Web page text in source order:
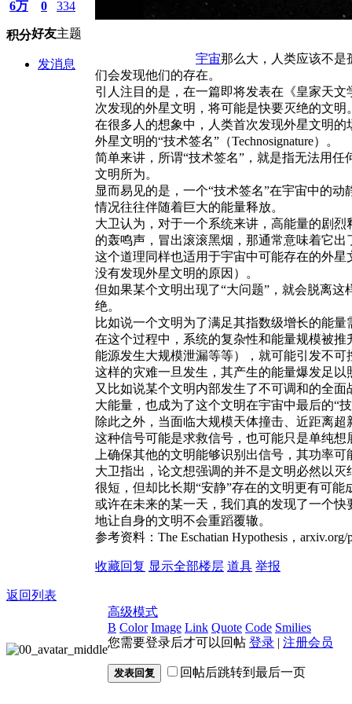
6万
积分
0
好友
334
主题
发消息 宇宙那么大，人类应该不是
们会发现他们的存在。
引人注目的是，在一篇即将发表在《皇家天
次发现的外星文明，将可能是快要灭绝的文
在很多人的想象中，人类首次发现外星文明
外星文明的“技术签名”（Technosignature）。
简单来讲，所谓“技术签名”，就是指无法用
文明所为。
显而易见的是，一个“技术签名”在宇宙中的
情况往往伴随着巨大的能量释放。
大卫认为，对于一个系统来讲，高能量的剧
的轰鸣声，冒出滚滚黑烟，那通常意味着它出
这个道理同样也适用于宇宙中可能存在的外
没有发现外星文明的原因）。
但如果某个文明出现了“大问题”，就会脱离
绝。
比如说一个文明为了满足其指数级增长的能
在这个过程中，系统的复杂性和能量规模被
能源发生大规模泄漏等等），就可能引发不可
这样的灾难一旦发生，其产生的能量爆发足
又比如说某个文明内部发生了不可调和的全
大能量，也成为了这个文明在宇宙中最后的“
除此之外，当面临大规模天体撞击、近距离
这种信号可能是求救信号，也可能只是单纯
上确保其他的文明能够识别出信号，其功率
大卫指出，论文想强调的并不是文明必然以
很短，但却比长期“安静”存在的文明更有可
或许在未来的某一天，我们真的发现了一个
地让自身的文明不会重蹈覆辙。
参考资料：The Eschatian Hypothesis，arxiv.org/
收藏回复 显示全部楼层 道具 举报
返回列表
高级模式
B Color Image Link Quote Code Smilies
您需要登录后才可以回帖 登录 | 注册会员
发表回复 回帖后跳转到最后一页